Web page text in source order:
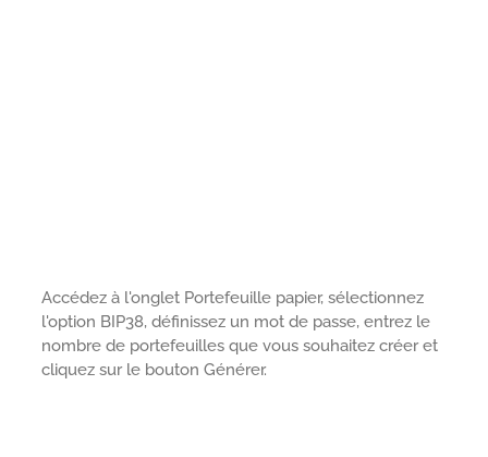
Accédez à l'onglet Portefeuille papier, sélectionnez
l'option BIP38, définissez un mot de passe, entrez le
nombre de portefeuilles que vous souhaitez créer et
cliquez sur le bouton Générer.